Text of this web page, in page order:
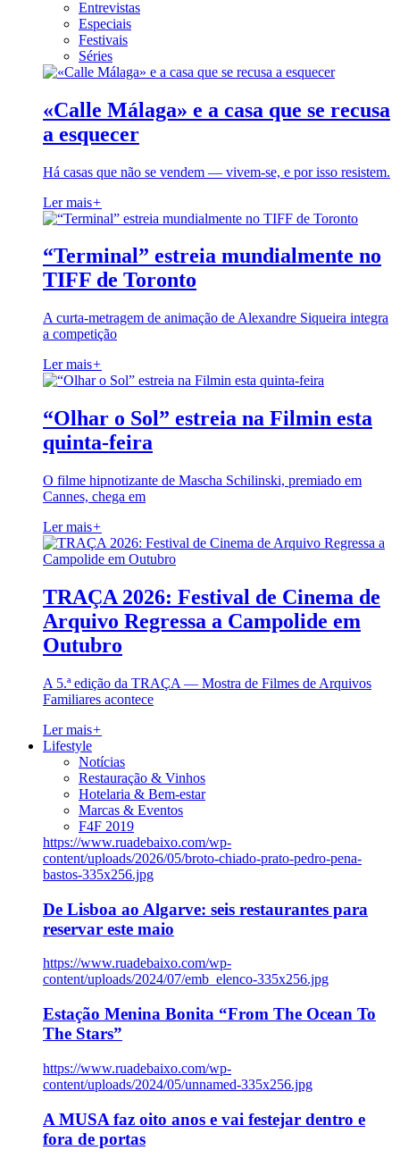
Entrevistas
Especiais
Festivais
Séries
«Calle Málaga» e a casa que se recusa
a esquecer
Há casas que não se vendem — vivem-se, e por isso resistem.
Ler mais+
“Terminal” estreia mundialmente no
TIFF de Toronto
A curta-metragem de animação de Alexandre Siqueira integra
a competição
Ler mais+
“Olhar o Sol” estreia na Filmin esta
quinta-feira
O filme hipnotizante de Mascha Schilinski, premiado em
Cannes, chega em
Ler mais+
TRAÇA 2026: Festival de Cinema de
Arquivo Regressa a Campolide em
Outubro
A 5.ª edição da TRAÇA — Mostra de Filmes de Arquivos
Familiares acontece
Ler mais+
Lifestyle
Notícias
Restauração & Vinhos
Hotelaria & Bem-estar
Marcas & Eventos
F4F 2019
https://www.ruadebaixo.com/wp-
content/uploads/2026/05/broto-chiado-prato-pedro-pena-
bastos-335x256.jpg
De Lisboa ao Algarve: seis restaurantes para
reservar este maio
https://www.ruadebaixo.com/wp-
content/uploads/2024/07/emb_elenco-335x256.jpg
Estação Menina Bonita “From The Ocean To
The Stars”
https://www.ruadebaixo.com/wp-
content/uploads/2024/05/unnamed-335x256.jpg
A MUSA faz oito anos e vai festejar dentro e
fora de portas